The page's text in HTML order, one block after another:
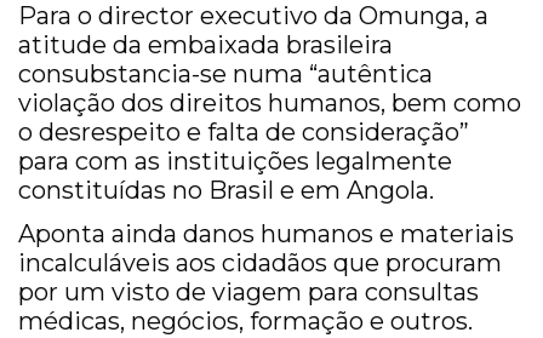
Para o director executivo da Omunga, a
atitude da embaixada brasileira
consubstancia-se numa “autêntica
violação dos direitos humanos, bem como
o desrespeito e falta de consideração”
para com as instituições legalmente
constituídas no Brasil e em Angola.
Aponta ainda danos humanos e materiais
incalculáveis aos cidadãos que procuram
por um visto de viagem para consultas
médicas, negócios, formação e outros.